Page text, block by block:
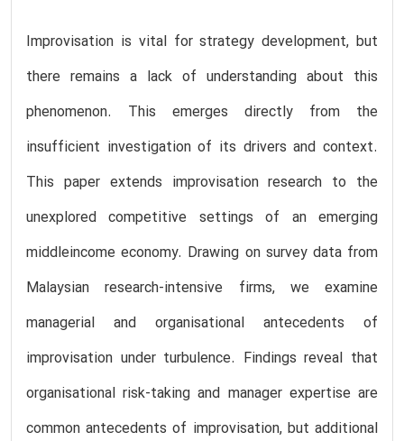
Improvisation is vital for strategy development, but
there remains a lack of understanding about this
phenomenon. This emerges directly from the
insufficient investigation of its drivers and context.
This paper extends improvisation research to the
unexplored competitive settings of an emerging
middleincome economy. Drawing on survey data from
Malaysian research-intensive firms, we examine
managerial and organisational antecedents of
improvisation under turbulence. Findings reveal that
organisational risk-taking and manager expertise are
common antecedents of improvisation, but additional